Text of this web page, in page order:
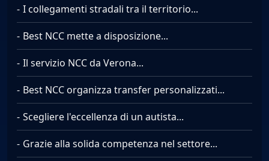
I collegamenti stradali tra il territorio...
Best NCC mette a disposizione...
Il servizio NCC da Verona...
Best NCC organizza transfer personalizzati...
Scegliere l'eccellenza di un autista...
Grazie alla solida competenza nel settore...